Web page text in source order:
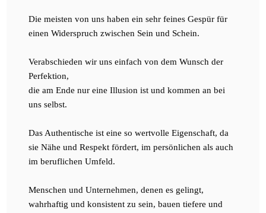
Die meisten von uns haben ein sehr feines Gespür für
einen Widerspruch zwischen Sein und Schein.
Verabschieden wir uns einfach von dem Wunsch der
Perfektion,
die am Ende nur eine Illusion ist und kommen an bei
uns selbst.
Das Authentische ist eine so wertvolle Eigenschaft, da
sie Nähe und Respekt fördert, im persönlichen als auch
im beruflichen Umfeld.
Menschen und Unternehmen, denen es gelingt,
wahrhaftig und konsistent zu sein, bauen tiefere und